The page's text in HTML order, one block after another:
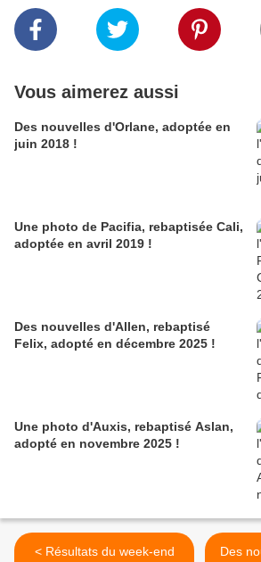
Vous aimerez aussi
Des nouvelles d'Orlane, adoptée en
juin 2018 !
Une photo de Pacifia, rebaptisée Cali,
adoptée en avril 2019 !
Des nouvelles d'Allen, rebaptisé
Felix, adopté en décembre 2025 !
Une photo d'Auxis, rebaptisé Aslan,
adopté en novembre 2025 !
< Résultats du week-end
Des